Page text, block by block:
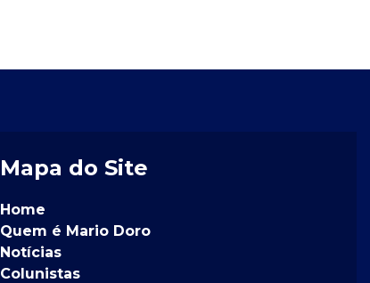
Mapa do Site
Home
Quem é Mario Doro
Notícias
Colunistas